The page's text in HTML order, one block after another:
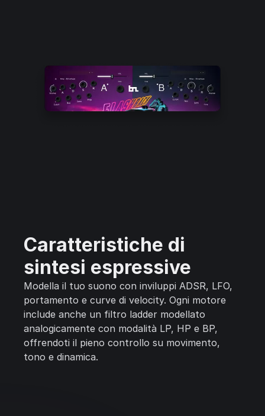
Caratteristiche di
sintesi espressive
Modella il tuo suono con inviluppi ADSR, LFO,
portamento e curve di velocity. Ogni motore
include anche un filtro ladder modellato
analogicamente con modalità LP, HP e BP,
offrendoti il pieno controllo su movimento,
tono e dinamica.